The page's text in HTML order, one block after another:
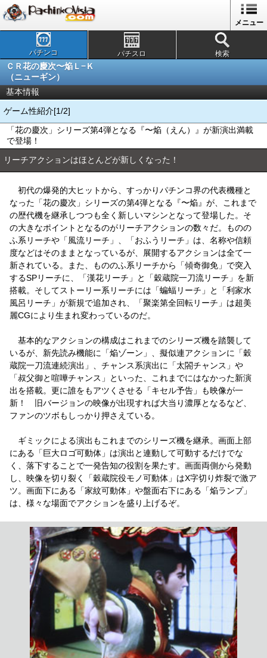
メニュー
パチンコ パチスロ 検索
ＣＲ花の慶次〜焔Ｌ−Ｋ
（ニューギン）
基本情報
ゲーム性紹介[1/2]
「花の慶次」シリーズ第4弾となる『〜焔（えん）』が新演出満載
で登場！
リーチアクションはほとんどが新しくなった！
初代の爆発的大ヒットから、すっかりパチンコ界の代表機種と
なった「花の慶次」シリーズの第4弾となる『〜焔』が、これまで
の歴代機を継承しつつも全く新しいマシンとなって登場した。そ
の大きなポイントとなるのがリーチアクションの数々だ。ものの
ふ系リーチや「風流リーチ」、「おふうリーチ」は、名称や信頼
度などはそのままとなっているが、展開するアクションは全て一
新されている。また、もののふ系リーチから「傾奇御免」で突入
するSPリーチに、「漢花リーチ」と「穀蔵院一刀流リーチ」を新
搭載。そしてストーリー系リーチには「蝙蝠リーチ」と「利家水
風呂リーチ」が新規で追加され、「聚楽第全回転リーチ」は超美
麗CGにより生まれ変わっているのだ。
基本的なアクションの構成はこれまでのシリーズ機を踏襲して
いるが、新先読み機能に「焔ゾーン」、擬似連アクションに「穀
蔵院一刀流連続演出」、チャンス系演出に「太閤チャンス」や
「叔父御と喧嘩チャンス」といった、これまでにはなかった新演
出を搭載。更に誰をもアツくさせる「キセル予告」も映像が一
新！ 旧バージョンの映像が出現すれば大当り濃厚となるなど、
ファンのツボもしっかり押さえている。
ギミックによる演出もこれまでのシリーズ機を継承。画面上部
にある「巨大ロゴ可動体」は演出と連動して可動するだけでな
く、落下することで一発告知の役割を果たす。画面両側から発動
し、映像を切り裂く「穀蔵院役モノ可動体」はX字切り炸裂で激ア
ツ。画面下にある「家紋可動体」や盤面右下にある「焔ランプ」
は、様々な場面でアクションを盛り上げるぞ。